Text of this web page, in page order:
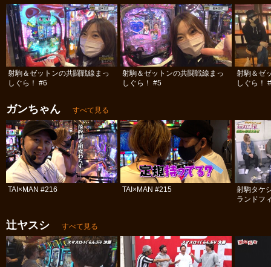
射駒＆ゼットンの共闘戦線まっ
しぐら！ #6
射駒＆ゼットンの共闘戦線まっ
しぐら！ #5
射駒＆ゼ
しぐら！
ガンちゃん すべて見る
TAI×MAN #216 TAI×MAN #215
射駒タケ
ランドフ
辻ヤスシ すべて見る